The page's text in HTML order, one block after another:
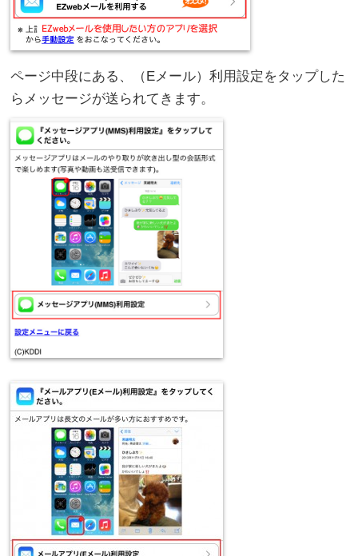
ページ中段にある、（Eメール）利用設定をタップした
らメッセージが送られてきます。